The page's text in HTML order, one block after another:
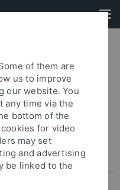
Kulturwissenschaft
of them are
us to improve
our website. You
any time via the
bottom of the
for video
may set
and advertising
be linked to the